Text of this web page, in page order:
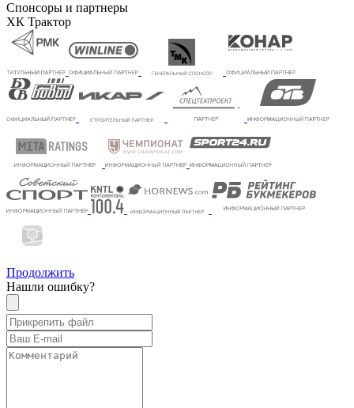
Спонсоры и партнеры
ХК Трактор
Продолжить
Нашли ошибку?